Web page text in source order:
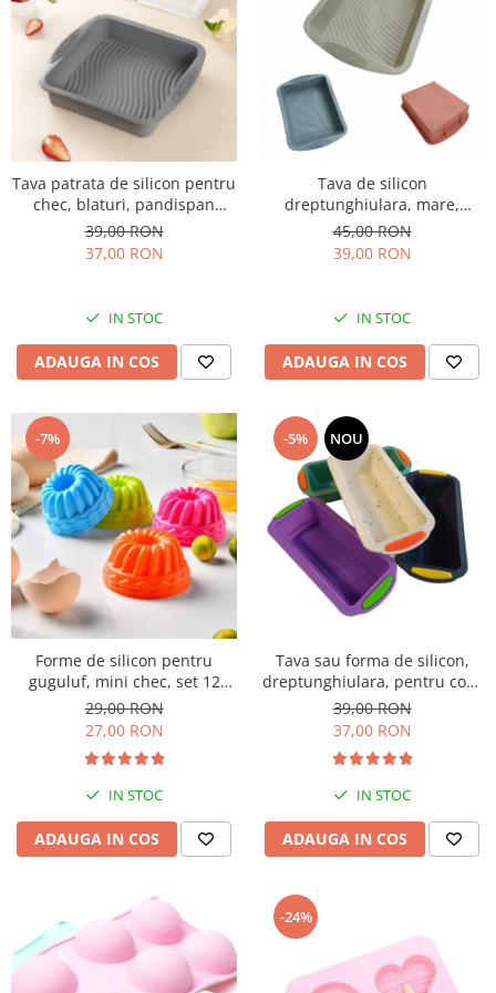
Tava patrata de silicon pentru
chec, blaturi, pandispan
prajituri, torturi, 26cm
39,00 RON
37,00 RON
IN STOC
ADAUGA IN COS
Tava de silicon
dreptunghiulara, mare,
pentru prajituri, chec, blat de
tort
45,00 RON
39,00 RON
IN STOC
ADAUGA IN COS
-7%
Forme de silicon pentru
guguluf, mini chec, set 12
bucati multicolor, 7 cm
29,00 RON
27,00 RON
IN STOC
ADAUGA IN COS
-5% NOU
Tava sau forma de silicon,
dreptunghiulara, pentru copt
chec, cozonac, drob
39,00 RON
37,00 RON
IN STOC
ADAUGA IN COS
-24%